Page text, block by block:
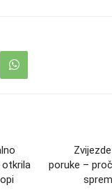
otkrila
poruke –